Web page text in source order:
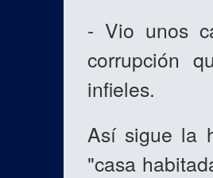
- Vio unos
corrupción
infieles.
Así sigue la
"casa